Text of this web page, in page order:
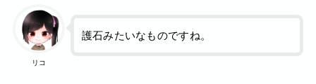
リコ
護石みたいなものですね。